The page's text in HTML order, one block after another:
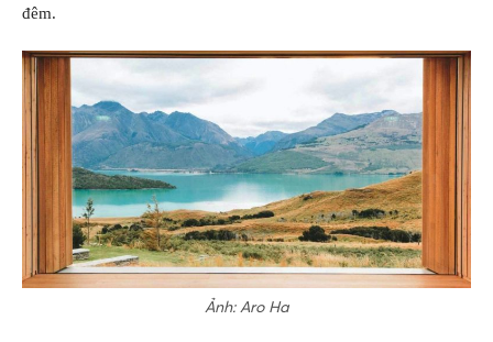
đêm.
Ảnh: Aro Ha